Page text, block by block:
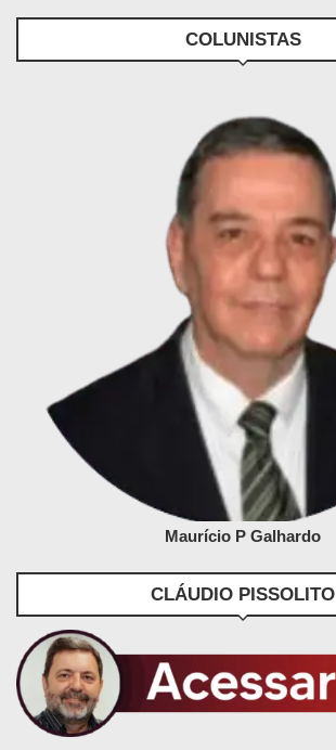
COLUNISTAS
Maurício P Galhardo
CLÁUDIO PISSOLITO